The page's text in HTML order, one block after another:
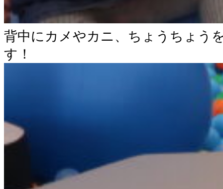
背中にカメやカニ、ちょうちょう
す！